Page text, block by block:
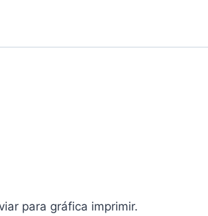
para gráfica imprimir.